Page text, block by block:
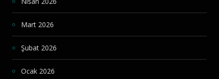
Mart 2026
Şubat 2026
Ocak 2026